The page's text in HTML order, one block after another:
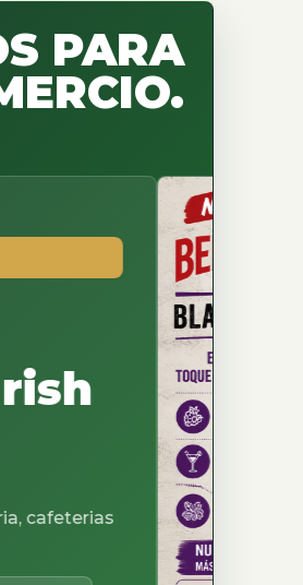
PARA